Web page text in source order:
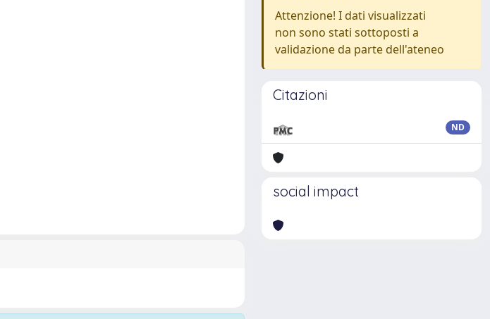
Attenzione! I dati visualizzati
non sono stati sottoposti a
validazione da parte dell'ateneo
Citazioni
ND
social impact